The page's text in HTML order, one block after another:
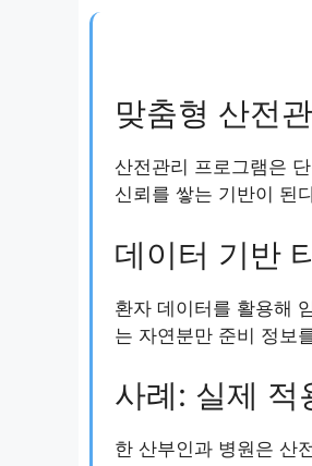
맞춤형 산전
산전관리 프로그램은
신뢰를 쌓는 기반이 된
데이터 기반
환자 데이터를 활용해
는 자연분만 준비 정보
사례: 실제 적
한 산부인과 병원은 산